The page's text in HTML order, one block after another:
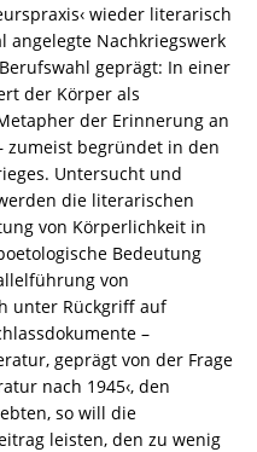
wieder literarisch
angelegte Nachkriegswerk
geprägt: In einer
der Körper als
der Erinnerung an
zumeist begründet in den
Untersucht und
die literarischen
von Körperlichkeit in
Bedeutung
von
unter Rückgriff auf
–
geprägt von der Frage
nach 1945‹, den
so will die
leisten, den zu wenig